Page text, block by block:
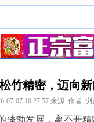
竹精密，迈向
07-07 10:27:57 来源: 作者: 浏
蓬勃发展，离不开